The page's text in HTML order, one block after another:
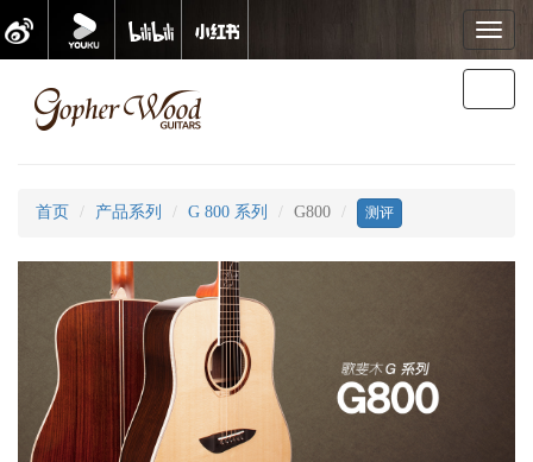
Toggle
歌斐木G800
首页 产品系列 G 800 系列 G800 测评